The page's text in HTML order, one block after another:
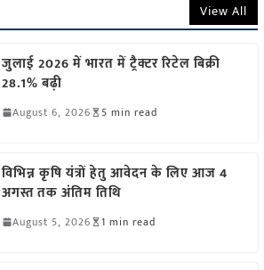
View All
जुलाई 2026 में भारत में ट्रैक्टर रिटेल बिक्री
28.1% बढ़ी
August 6, 2026 5 min read
विभिन्न कृषि यंत्रों हेतु आवेदन के लिए आज 4
अगस्त तक अंतिम तिथि
August 5, 2026 1 min read